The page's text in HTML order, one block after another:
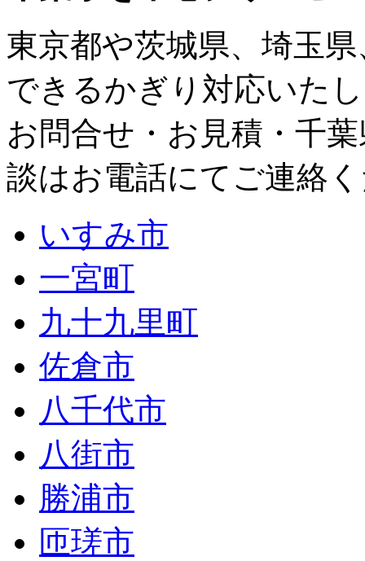
東京都や茨城県、 埼玉県
できるかぎり対応いた
お問合せ・お見積・千
談はお電話にてご連絡
いすみ市
一宮町
九十九里町
佐倉市
八千代市
八街市
勝浦市
匝瑳市